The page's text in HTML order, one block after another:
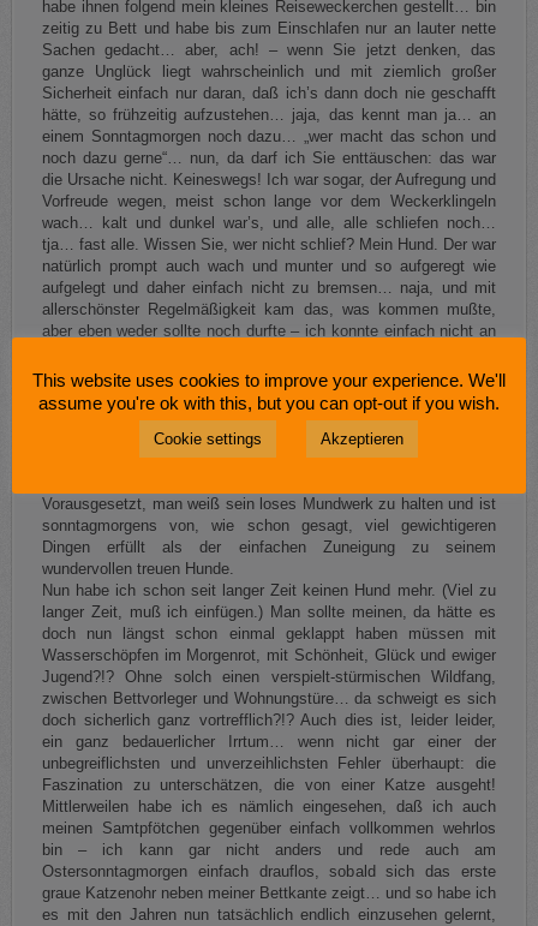
habe ihnen folgend mein kleines Reiseweckerchen gestellt… bin
zeitig zu Bett und habe bis zum Einschlafen nur an lauter nette
Sachen gedacht… aber, ach! – wenn Sie jetzt denken, das
ganze Unglück liegt wahrscheinlich und mit ziemlich großer
Sicherheit einfach nur daran, daß ich’s dann doch nie geschafft
hätte, so frühzeitig aufzustehen… jaja, das kennt man ja… an
einem Sonntagmorgen noch dazu… „wer macht das schon und
noch dazu gerne“… nun, da darf ich Sie enttäuschen: das war
die Ursache nicht. Keineswegs! Ich war sogar, der Aufregung und
Vorfreude wegen, meist schon lange vor dem Weckerklingeln
wach… kalt und dunkel war’s, und alle, alle schliefen noch…
tja… fast alle. Wissen Sie, wer nicht schlief? Mein Hund. Der war
natürlich prompt auch wach und munter und so aufgeregt wie
aufgelegt und daher einfach nicht zu bremsen… naja, und mit
allerschönster Regelmäßigkeit kam das, was kommen mußte,
aber eben weder sollte noch durfte – ich konnte einfach nicht an
Osterwasser hängt. Und mit jedem meiner „Guten Morgen, mein
Schatz“ oder „Nein, Du darfst jetzt nicht mitkommen“ oder „Sei
so lieb, leg‘ Dich doch jetzt noch einmal hin, ich muß los“…
zerplatzte mir ein weiterer Traum von Schönheit, Glückseligkeit
und ewiger Jugend… um derentwegen man ja bekanntlich in
Vorausgesetzt, man weiß sein loses Mundwerk zu halten und ist
sonntagmorgens von, wie schon gesagt, viel gewichtigeren
Dingen erfüllt als der einfachen Zuneigung zu seinem
wundervollen treuen Hunde.
Nun habe ich schon seit langer Zeit keinen Hund mehr. (Viel zu
langer Zeit, muß ich einfügen.) Man sollte meinen, da hätte es
doch nun längst schon einmal geklappt haben müssen mit
Wasserschöpfen im Morgenrot, mit Schönheit, Glück und ewiger
Jugend?!? Ohne solch einen verspielt-stürmischen Wildfang,
zwischen Bettvorleger und Wohnungstüre… da schweigt es sich
doch sicherlich ganz vortrefflich?!? Auch dies ist, leider leider,
ein ganz bedauerlicher Irrtum… wenn nicht gar einer der
unbegreiflichsten und unverzeihlichsten Fehler überhaupt: die
Faszination zu unterschätzen, die von einer Katze ausgeht!
Mittlerweilen habe ich es nämlich eingesehen, daß ich auch
meinen Samtpfötchen gegenüber einfach vollkommen wehrlos
bin – ich kann gar nicht anders und rede auch am
Ostersonntagmorgen einfach drauflos, sobald sich das erste
graue Katzenohr neben meiner Bettkante zeigt… und so habe ich
es mit den Jahren nun tatsächlich endlich einzusehen gelernt,
This website uses cookies to improve your experience. We'll
assume you're ok with this, but you can opt-out if you wish.
Cookie settings Akzeptieren